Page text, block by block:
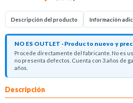
Descripción del producto Información
NO ES OUTLET · Producto nuevo y
Procede directamente del fabricante. No es
no presenta defectos. Cuenta con 3 años de
años.
Descripción